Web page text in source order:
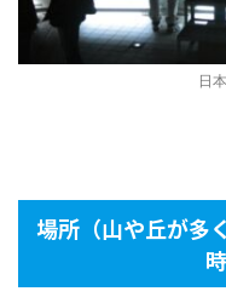
日
場所（山や丘が多